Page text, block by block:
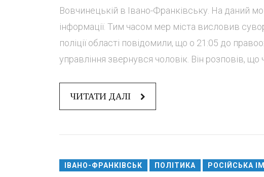
Вовчинецькій в Івано-Франківську. На даний
інформації. Тим часом мер міста висловив
поліції області повідомили, що о 21:05 до
управління звернувся чоловік. Він розповів, що
ЧИТАТИ ДАЛІ
ІВАНО-ФРАНКІВСЬК ПОЛІТИКА РОСІЙСЬКА